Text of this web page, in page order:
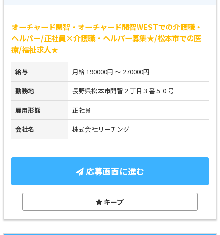
オーチャード開智・オーチャード開智WESTでの介護職・
ヘルパー/正社員×介護職・ヘルパー募集★/松本市での医
療/福祉求人★
給与 月給 190000円 ～ 270000円
勤務地 長野県松本市開智２丁目３番５０号
雇用形態 正社員
会社名 株式会社リーチング
応募画面に進む
キープ